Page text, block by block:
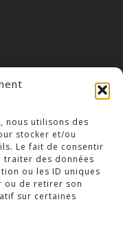
nous utilisons des
stocker et/ou
Le fait de consentir
traiter des données
ou les ID uniques
ou de retirer son
sur certaines